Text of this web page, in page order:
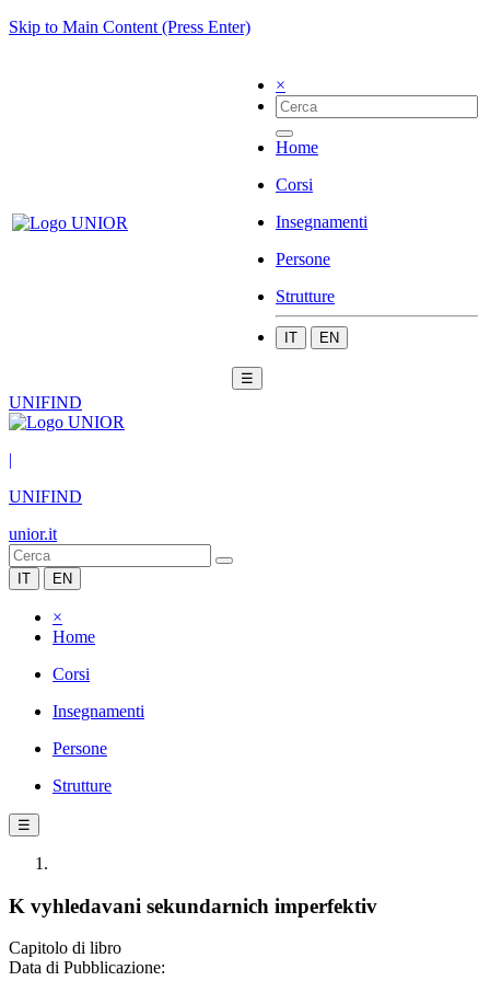
Skip to Main Content (Press Enter)
×
Home
Corsi
Insegnamenti
Persone
Strutture
IT EN
☰
UNIFIND
|
UNIFIND
unior.it
IT EN
×
Home
Corsi
Insegnamenti
Persone
Strutture
☰
K vyhledavani sekundarnich imperfektiv
Capitolo di libro
Data di Pubblicazione: